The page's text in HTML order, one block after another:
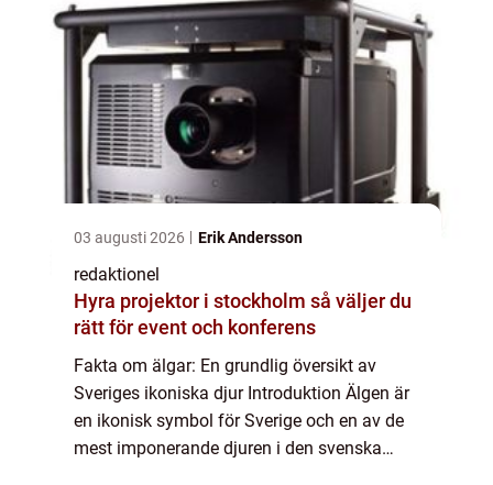
03 augusti 2026 Erik Andersson
redaktionel
Hyra projektor i stockholm så väljer du
rätt för event och konferens
Fakta om älgar: En grundlig översikt av
Sveriges ikoniska djur Introduktion Älgen är
en ikonisk symbol för Sverige och en av de
mest imponerande djuren i den svenska